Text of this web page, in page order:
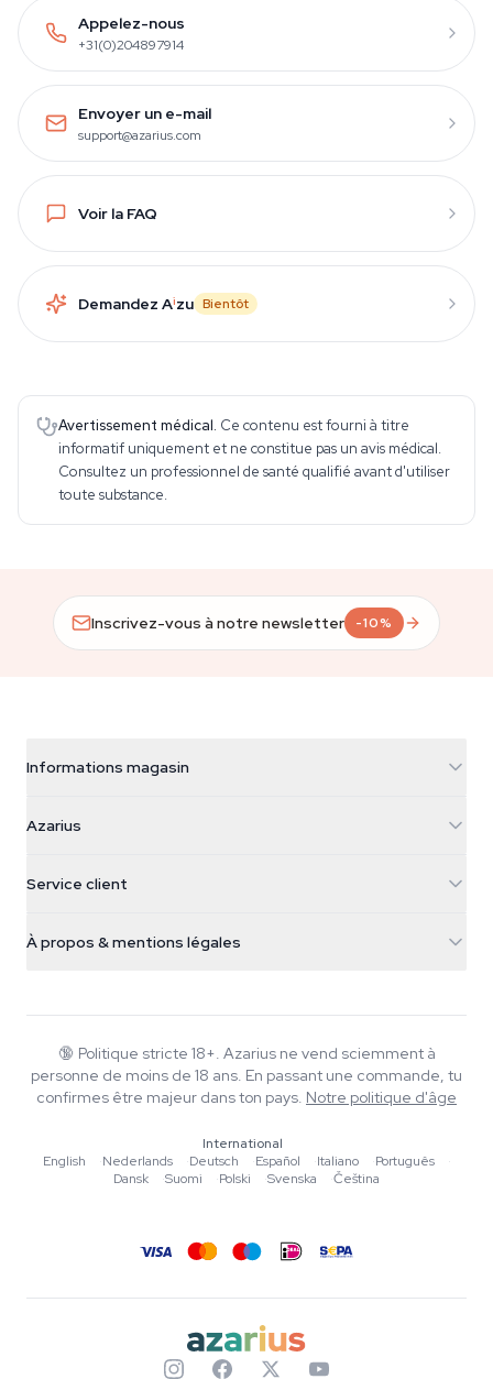
Appelez-nous
+31(0)204897914
Envoyer un e-mail
support@azarius.com
Voir la FAQ
Demandez Aizu Bientôt
Avertissement médical. Ce contenu est fourni à titre
informatif uniquement et ne constitue pas un avis médical.
Consultez un professionnel de santé qualifié avant d'utiliser
toute substance.
Inscrivez-vous à notre newsletter -10%
Informations magasin
Galvaniweg 11
Nederland
+31(0)204897914
Azarius
Smokeshop
Service client
Politique de retour
Politique de confidentialité
À propos & mentions légales
Wiki
Musique
Normes éditoriales
Outils & Calculateurs
🔞 Politique stricte 18+. Azarius ne vend sciemment à
personne de moins de 18 ans. En passant une commande, tu
confirmes être majeur dans ton pays. Notre politique d'âge
International
English
·Nederlands ·Deutsch ·Español ·Italiano ·Português
·
Dansk
·Suomi ·Polski ·Svenska ·Čeština